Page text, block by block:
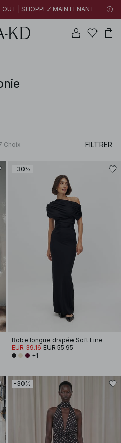
| SHOPPEZ MAINTENANT
Choix FILTRER
-30%
Robe longue drapée Soft Line
EUR 39.16 EUR 55.95
+1
-30%